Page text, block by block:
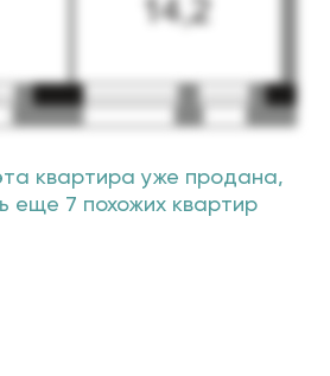
квартира уже продана,
еще 7 похожих квартир